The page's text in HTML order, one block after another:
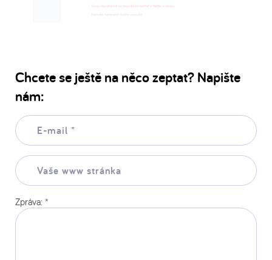
Chcete se ještě na něco zeptat? Napište
nám:
E-
mail:
Vaše
www
stránka:
Zpráva: *